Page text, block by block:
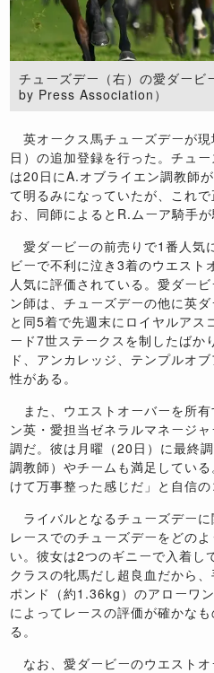
チューズデー（右）の愛ダー
by Press Association）
英オークス馬チューズデーが
日）の追加登録を行った。チュ
は20日にA.オブライエン調教師
て明るみになっていたが、これ
お、同師によるとR.ムーア騎手が
愛ダービーの前売りで1番人気
ビーで不利に泣き3着のウエスト
人気に評価されている。愛ダー
ン師は、チューズデーの他に英
と同5着で先週末にロイヤルアス
ード7世ステークスを制したばか
ド、アンカレッジ、テンプルオ
性がある。
また、ウエストオーバーを所
ン英・愛担当ゼネラルマネージ
調だ。彼は月曜（20日）に最終
調教師）やチームも満足してい
けて万事整った感じだ」と自信の
ライバルとなるチューズデー
レースでのチューズデーをどの
い。彼女は2つのギニーで入着し
クラスの牝馬だし超良血だから
ポンド（約1.36kg）のアローワ
によってレースの評価が確かな
る。
なお、愛ダービーのウエスト